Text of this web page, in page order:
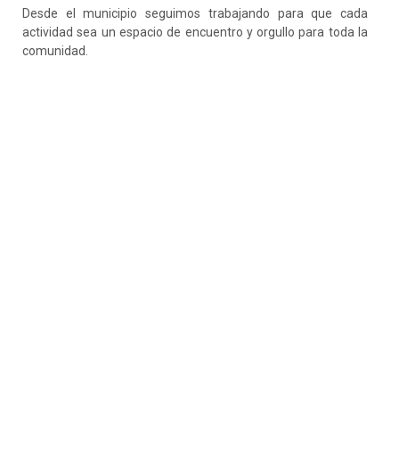
Desde el municipio seguimos trabajando para que cada
actividad sea un espacio de encuentro y orgullo para toda la
comunidad.